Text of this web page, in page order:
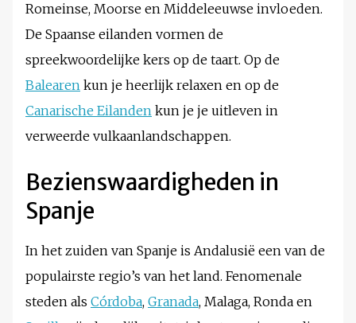
Romeinse, Moorse en Middeleeuwse invloeden.
De Spaanse eilanden vormen de
spreekwoordelijke kers op de taart. Op de
Balearen kun je heerlijk relaxen en op de
Canarische Eilanden kun je je uitleven in
verweerde vulkaanlandschappen.
Bezienswaardigheden in
Spanje
In het zuiden van Spanje is Andalusië een van de
populairste regio’s van het land. Fenomenale
steden als Córdoba, Granada, Malaga, Ronda en